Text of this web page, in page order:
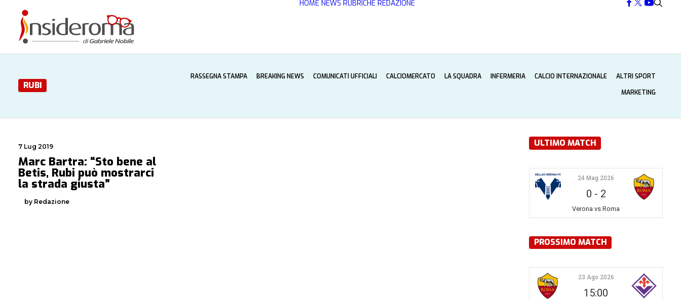
HOME NEWS RUBRICHE REDAZIONE
RUBI
RASSEGNA STAMPA BREAKING NEWS COMUNICATI UFFICIALI CALCIOMERCATO LA SQUADRA INFERMERIA CALCIO INTERNAZIONALE
ALTRI SPORT
MARKETING
7 Lug 2019
Marc Bartra: “Sto bene al
Betis, Rubi può mostrarci
la strada giusta”
by Redazione
ULTIMO MATCH
24 Mag 2026
0 - 2
Verona vs Roma
PROSSIMO MATCH
23 Ago 2026
15:00